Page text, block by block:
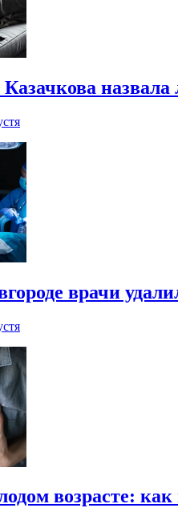
назвала
врачи
возрасте: как